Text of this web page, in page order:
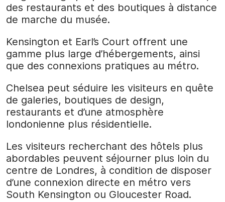
des restaurants et des boutiques à distance
de marche du musée.
Kensington et Earl’s Court offrent une
gamme plus large d’hébergements, ainsi
que des connexions pratiques au métro.
Chelsea peut séduire les visiteurs en quête
de galeries, boutiques de design,
restaurants et d’une atmosphère
londonienne plus résidentielle.
Les visiteurs recherchant des hôtels plus
abordables peuvent séjourner plus loin du
centre de Londres, à condition de disposer
d’une connexion directe en métro vers
South Kensington ou Gloucester Road.